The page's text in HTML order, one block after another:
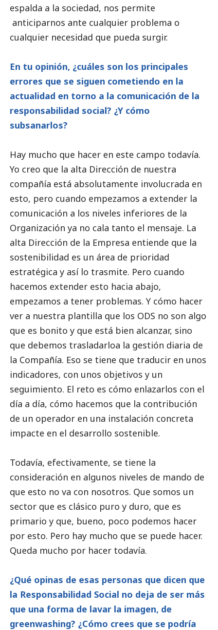
espalda a la sociedad, nos permite
anticiparnos ante cualquier problema o
cualquier necesidad que pueda surgir.
En tu opinión, ¿cuáles son los principales
errores que se siguen cometiendo en la
actualidad en torno a la comunicación de la
responsabilidad social? ¿Y cómo
subsanarlos?
Hay mucho que hacer en este campo todavía.
Yo creo que la alta Dirección de nuestra
compañía está absolutamente involucrada en
esto, pero cuando empezamos a extender la
comunicación a los niveles inferiores de la
Organización ya no cala tanto el mensaje. La
alta Dirección de la Empresa entiende que la
sostenibilidad es un área de prioridad
estratégica y así lo trasmite. Pero cuando
hacemos extender esto hacia abajo,
empezamos a tener problemas. Y cómo hacer
ver a nuestra plantilla que los ODS no son algo
que es bonito y que está bien alcanzar, sino
que debemos trasladarloa la gestión diaria de
la Compañía. Eso se tiene que traducir en unos
indicadores, con unos objetivos y un
seguimiento. El reto es cómo enlazarlos con el
día a día, cómo hacemos que la contribución
de un operador en una instalación concreta
impacte en el desarrollo sostenible.
Todavía, efectivamente, se tiene la
consideración en algunos niveles de mando de
que esto no va con nosotros. Que somos un
sector que es clásico puro y duro, que es
primario y que, bueno, poco podemos hacer
por esto. Pero hay mucho que se puede hacer.
Queda mucho por hacer todavía.
¿Qué opinas de esas personas que dicen que
la Responsabilidad Social no deja de ser más
que una forma de lavar la imagen, de
greenwashing? ¿Cómo crees que se podría